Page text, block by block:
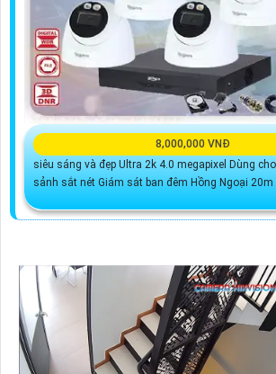
8,000,000 VNĐ
siêu sáng và đẹp Ultra 2k 4.0 megapixel Dùng
sảnh sắt nét Giám sát ban đêm Hồng Ngoại 20m